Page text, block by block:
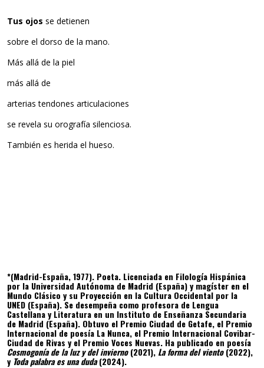
Tus ojos se detienen
sobre el dorso de la mano.
Más allá de la piel
más allá de
arterias tendones articulaciones
se revela su orografía silenciosa.
También es herida el hueso.
*(Madrid-España, 1977). Poeta. Licenciada en Filología Hispánica
por la Universidad Autónoma de Madrid (España) y magíster en el
Mundo Clásico y su Proyección en la Cultura Occidental por la
UNED (España). Se desempeña como profesora de Lengua
Castellana y Literatura en un Instituto de Enseñanza Secundaria
de Madrid (España). Obtuvo el Premio Ciudad de Getafe, el Premio
Internacional de poesía La Nunca, el Premio Internacional Covibar-
Ciudad de Rivas y el Premio Voces Nuevas. Ha publicado en poesía
Cosmogonía de la luz y del invierno(2021), La forma del viento(2022),
y Toda palabra es una duda(2024).